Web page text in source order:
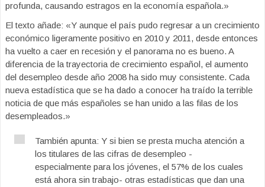
profunda, causando estragos en la economía española.»
El texto añade: «Y aunque el país pudo regresar a un crecimiento
económico ligeramente positivo en 2010 y 2011, desde entonces
ha vuelto a caer en recesión y el panorama no es bueno. A
diferencia de la trayectoria de crecimiento español, el aumento
del desempleo desde año 2008 ha sido muy consistente. Cada
nueva estadística que se ha dado a conocer ha traído la terrible
noticia de que más españoles se han unido a las filas de los
desempleados.»
También apunta: Y si bien se presta mucha atención a
los titulares de las cifras de desempleo -
especialmente para los jóvenes, el 57% de los cuales
está ahora sin trabajo- otras estadísticas que dan una